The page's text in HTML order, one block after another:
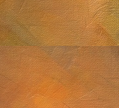
de 2025
Sol. 18 de julio a 15 de